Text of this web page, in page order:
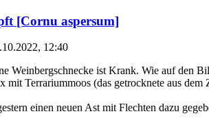
[Cornu aspersum]
12:40
Weinbergschnecke ist Krank. Wie auf den
mit Terrariummoos (das getrocknete aus
einen neuen Ast mit Flechten dazu